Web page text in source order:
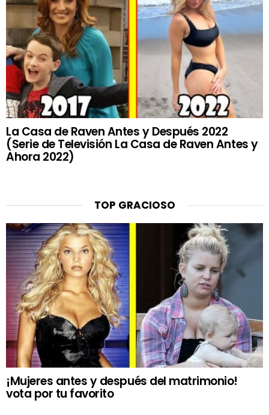
La Casa de Raven Antes y Después 2022
(Serie de Televisión La Casa de Raven Antes y
Ahora 2022)
TOP GRACIOSO
¡Mujeres antes y después del matrimonio!
vota por tu favorito